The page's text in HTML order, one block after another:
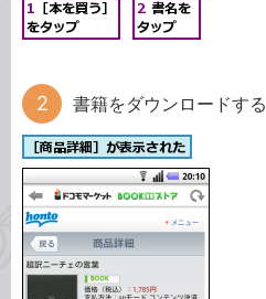
書籍をダウンロードする